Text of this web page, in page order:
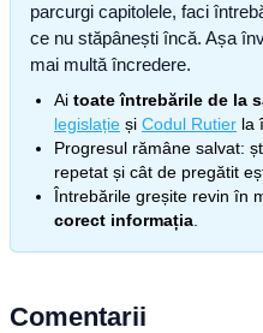
parcurgi capitolele, faci
ce nu stăpânești încă. Așa
mai multă încredere.
Ai toate întrebările de la
legislație și Codul Rutier la
Progresul rămâne salvat:
repetat și cât de pregătit
Întrebările greșite revin în
corect informația
Comentarii